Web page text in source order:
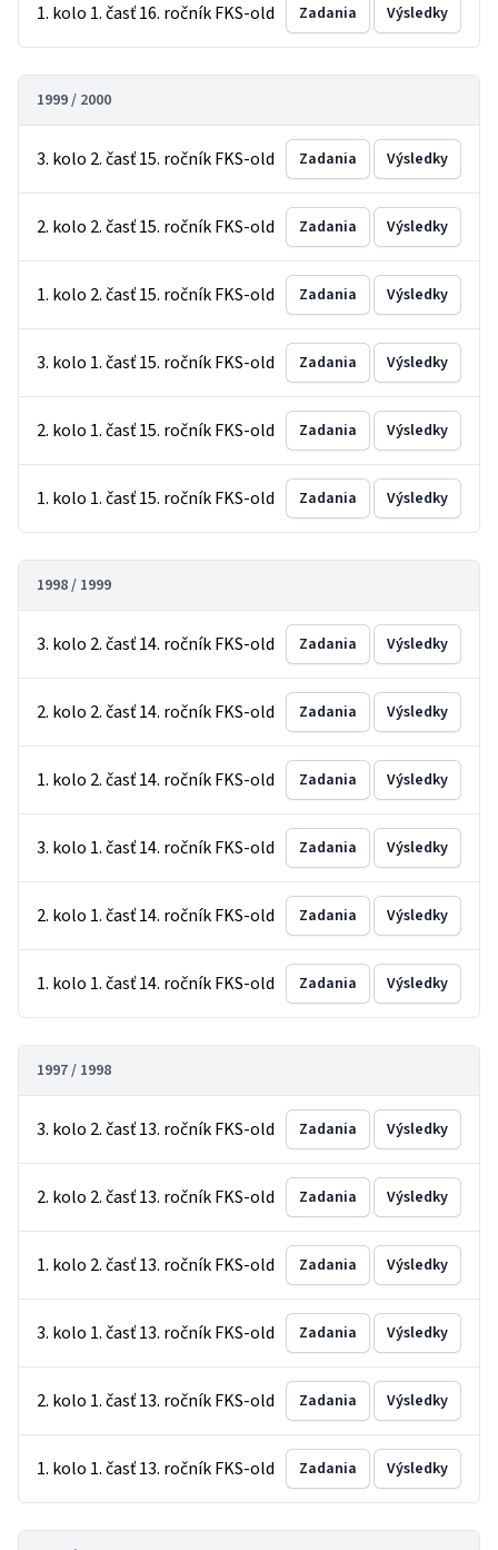
1. kolo 1. časť 16. ročník FKS-old Zadania Výsledky
1999 / 2000
3. kolo 2. časť 15. ročník FKS-old Zadania Výsledky
2. kolo 2. časť 15. ročník FKS-old Zadania Výsledky
1. kolo 2. časť 15. ročník FKS-old Zadania Výsledky
3. kolo 1. časť 15. ročník FKS-old Zadania Výsledky
2. kolo 1. časť 15. ročník FKS-old Zadania Výsledky
1. kolo 1. časť 15. ročník FKS-old Zadania Výsledky
1998 / 1999
3. kolo 2. časť 14. ročník FKS-old Zadania Výsledky
2. kolo 2. časť 14. ročník FKS-old Zadania Výsledky
1. kolo 2. časť 14. ročník FKS-old Zadania Výsledky
3. kolo 1. časť 14. ročník FKS-old Zadania Výsledky
2. kolo 1. časť 14. ročník FKS-old Zadania Výsledky
1. kolo 1. časť 14. ročník FKS-old Zadania Výsledky
1997 / 1998
3. kolo 2. časť 13. ročník FKS-old Zadania Výsledky
2. kolo 2. časť 13. ročník FKS-old Zadania Výsledky
1. kolo 2. časť 13. ročník FKS-old Zadania Výsledky
3. kolo 1. časť 13. ročník FKS-old Zadania Výsledky
2. kolo 1. časť 13. ročník FKS-old Zadania Výsledky
1. kolo 1. časť 13. ročník FKS-old Zadania Výsledky